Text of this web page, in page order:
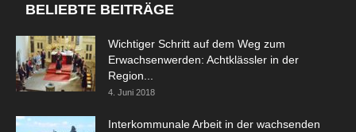
BELIEBTE BEITRÄGE
Wichtiger Schritt auf dem Weg zum
Erwachsenwerden: Achtklässler in der
Region...
4. Juni 2018
Interkommunale Arbeit in der wachsenden